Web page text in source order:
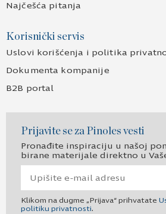
Najčešća pitanja
Korisnički servis
Uslovi korišćenja i politika
Dokumenta kompanije
B2B portal
Prijavite se za Pinoles vesti
Pronađite inspiraciju u našoj
birane materijale direktno u
Klikom na dugme „Prijava“ prihvatate
politiku privatnosti.